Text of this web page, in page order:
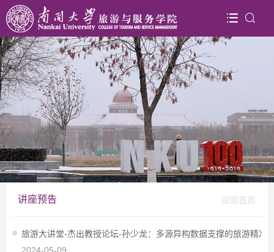
讲座预告 返回首页
旅游大讲堂-杰出教授论坛-孙少龙：多源异构数据支撑的旅游精准